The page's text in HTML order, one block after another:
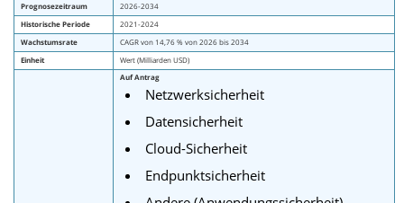
Prognosezeitraum
2026-2034
Historische Periode
2021-2024
Wachstumsrate
CAGR von 14,76 % von 2026 bis 2034
Einheit
Wert (Milliarden USD)
Auf Antrag
Netzwerksicherheit
Datensicherheit
Cloud-Sicherheit
Endpunktsicherheit